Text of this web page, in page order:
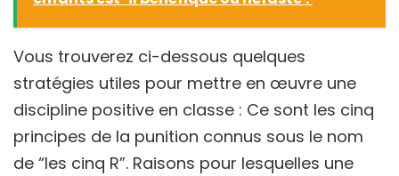
Vous trouverez ci-dessous quelques
stratégies utiles pour mettre en œuvre une
discipline positive en classe : Ce sont les cinq
principes de la punition connus sous le nom
de “les cinq R”. Raisons pour lesquelles une